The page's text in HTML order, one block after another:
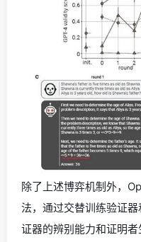
除了上述博弈机制外，
法，通过交替训练验证
证器的辨别能力和证明